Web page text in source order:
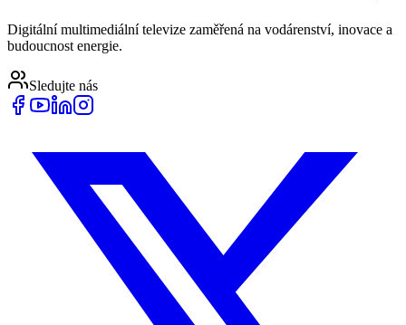
Digitální multimediální televize zaměřená na vodárenství, inovace a
budoucnost energie.
Sledujte nás